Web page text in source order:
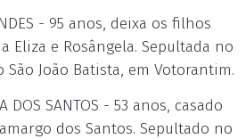
- 95 anos, deixa os filhos
Eliza e Rosângela. Sepultada no
João Batista, em Votorantim.
DOS SANTOS - 53 anos, casado
dos Santos. Sepultado no